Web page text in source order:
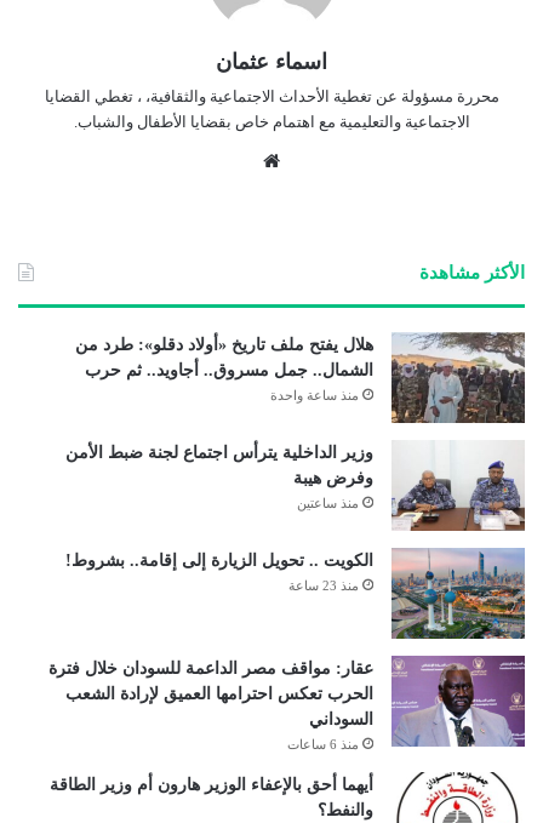
اسماء عثمان
محررة مسؤولة عن تغطية الأحداث الاجتماعية والثقافية، ، تغطي القضايا
الاجتماعية والتعليمية مع اهتمام خاص بقضايا الأطفال والشباب.
الأكثر مشاهدة
هلال يفتح ملف تاريخ «أولاد دقلو»: طرد من
الشمال.. جمل مسروق.. أجاويد.. ثم حرب
منذ ساعة واحدة
وزير الداخلية يترأس اجتماع لجنة ضبط الأمن
وفرض هيبة
منذ ساعتين
الكويت .. تحويل الزيارة إلى إقامة.. بشروط!
منذ 23 ساعة
عقار: مواقف مصر الداعمة للسودان خلال فترة
الحرب تعكس احترامها العميق لإرادة الشعب
السوداني
منذ 6 ساعات
أيهما أحق بالإعفاء الوزير هارون أم وزير الطاقة
والنفط؟